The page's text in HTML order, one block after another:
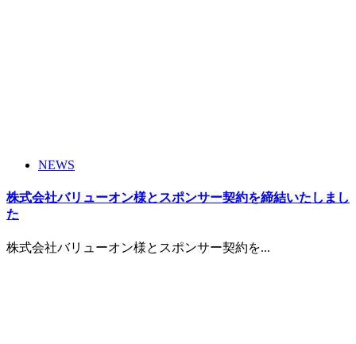
NEWS
株式会社バリューオン様とスポンサー契約を締結いたしまし
た
株式会社バリューオン様とスポンサー契約を...